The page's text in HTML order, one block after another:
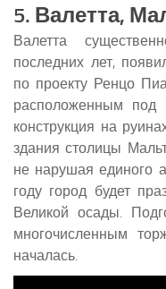
5. Валетта,
Валетта
последних лет,
по проекту Ренцо
расположенным
конструкция на
здания столицы
не нарушая единого
году город будет
Великой осады.
многочисленным
началась.